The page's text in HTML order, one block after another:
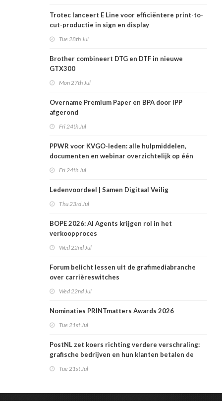
Trotec lanceert E Line voor efficiëntere print-to-
cut-productie in sign en display
Tue 28th Jul
Brother combineert DTG en DTF in nieuwe
GTX300
Mon 27th Jul
Overname Premium Paper en BPA door IPP
afgerond
Fri 24th Jul
PPWR voor KVGO-leden: alle hulpmiddelen,
documenten en webinar overzichtelijk op één
Fri 24th Jul
Ledenvoordeel | Samen Digitaal Veilig
Thu 23rd Jul
BOPE 2026: AI Agents krijgen rol in het
verkoopproces
Wed 22nd Jul
Forum belicht lessen uit de grafimediabranche
over carrièreswitches
Wed 22nd Jul
Nominaties PRINTmatters Awards 2026
Tue 21st Jul
PostNL zet koers richting verdere verschraling:
grafische bedrijven en hun klanten betalen de
Tue 21st Jul